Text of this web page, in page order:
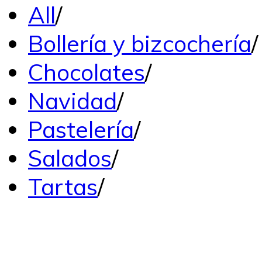
All/
Bollería y bizcochería/
Chocolates/
Navidad/
Pastelería/
Salados/
Tartas/